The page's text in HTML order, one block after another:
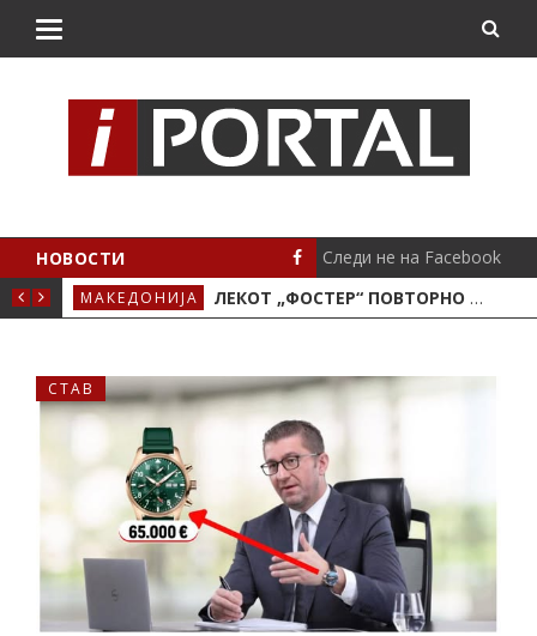
НОВОСТИ
МАКЕДОНИЈА ЛЕКОТ „ФОСТЕР“ ПОВТОРНО ЌЕ СЕ ЗЕМА ПО СТАРА ЦЕНА
Следи не на Facebook
СТАВ